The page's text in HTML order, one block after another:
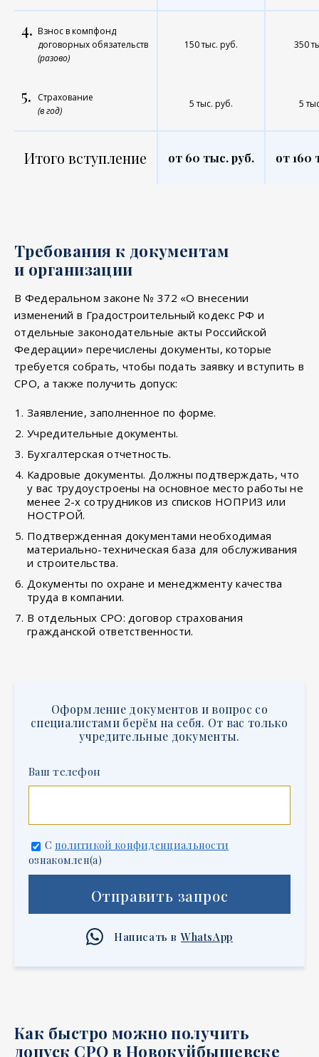
4. Взнос в компфонд
договорных обязательств
(разово)
150 тыс. руб. 350
5.
Страхование
(в год)
5 тыс. руб. 5
Итого вступление от 60 тыс. руб. от 160
Требования к документам
и организации
В Федеральном законе № 372 «О внесении
изменений в Градостроительный кодекс РФ и
отдельные законодательные акты Российской
Федерации» перечислены документы, которые
требуется собрать, чтобы подать заявку и вступить в
СРО, а также получить допуск:
Заявление, заполненное по форме.
Учредительные документы.
Бухгалтерская отчетность.
Кадровые документы. Должны подтверждать, что
у вас трудоустроены на основное место работы не
менее 2-х сотрудников из списков НОПРИЗ или
НОСТРОЙ.
Подтвержденная документами необходимая
материально-техническая база для обслуживания
и строительства.
Документы по охране и менеджменту качества
труда в компании.
В отдельных СРО: договор страхования
гражданской ответственности.
Оформление документов и вопрос со
специалистами берём на себя. От вас только
учредительные документы.
Ваш телефон
С политикой конфиденциальности
ознакомлен(а)
Отправить запрос
Написать в WhatsApp
Как быстро можно получить
допуск СРО в Новокуйбышевске